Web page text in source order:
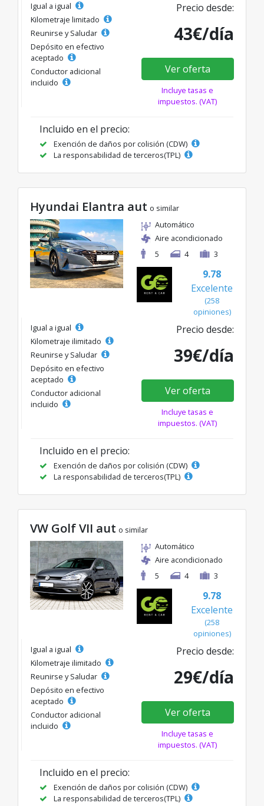
Igual a igual
Kilometraje limitado
Reunirse y Saludar
Depósito en efectivo
aceptado
Conductor adicional
incluido
Precio desde:
43€/día
Ver oferta
Incluye tasas e
impuestos. (VAT)
Incluido en el precio:
Exención de daños por colisión (CDW)
La responsabilidad de terceros(TPL)
Hyundai Elantra aut o similar
Automático
Aire acondicionado
5
4 3
9.78
Excelente
(258
opiniones)
Igual a igual
Kilometraje ilimitado
Reunirse y Saludar
Depósito en efectivo
aceptado
Conductor adicional
incluido
Precio desde:
39€/día
Ver oferta
Incluye tasas e
impuestos. (VAT)
Incluido en el precio:
Exención de daños por colisión (CDW)
La responsabilidad de terceros(TPL)
VW Golf VII aut o similar
Automático
Aire acondicionado
5
4 3
9.78
Excelente
(258
opiniones)
Igual a igual
Kilometraje ilimitado
Reunirse y Saludar
Depósito en efectivo
aceptado
Conductor adicional
incluido
Precio desde:
29€/día
Ver oferta
Incluye tasas e
impuestos. (VAT)
Incluido en el precio:
Exención de daños por colisión (CDW)
La responsabilidad de terceros(TPL)